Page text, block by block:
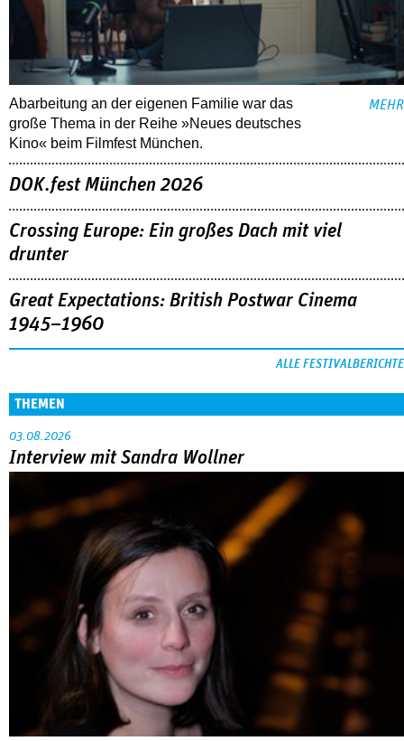
Abarbeitung an der eigenen Familie war das
große Thema in der Reihe »Neues deutsches
Kino« beim Filmfest München.
MEHR
DOK.fest München 2026
Crossing Europe: Ein großes Dach mit viel
drunter
Great Expectations: British Postwar Cinema
1945–1960
ALLE FESTIVALBERICHTE
THEMEN
03.08.2026
Interview mit Sandra Wollner